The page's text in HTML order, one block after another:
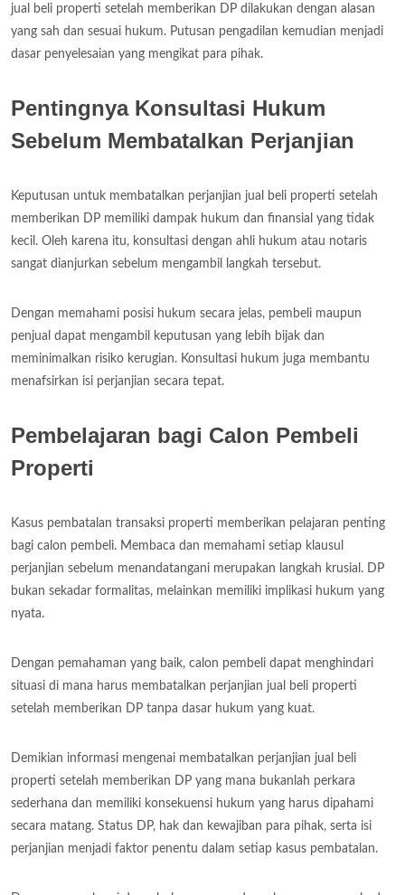
jual beli properti setelah memberikan DP dilakukan dengan alasan
yang sah dan sesuai hukum. Putusan pengadilan kemudian menjadi
dasar penyelesaian yang mengikat para pihak.
Pentingnya Konsultasi Hukum
Sebelum Membatalkan Perjanjian
Keputusan untuk membatalkan perjanjian jual beli properti setelah
memberikan DP memiliki dampak hukum dan finansial yang tidak
kecil. Oleh karena itu, konsultasi dengan ahli hukum atau notaris
sangat dianjurkan sebelum mengambil langkah tersebut.
Dengan memahami posisi hukum secara jelas, pembeli maupun
penjual dapat mengambil keputusan yang lebih bijak dan
meminimalkan risiko kerugian. Konsultasi hukum juga membantu
menafsirkan isi perjanjian secara tepat.
Pembelajaran bagi Calon Pembeli
Properti
Kasus pembatalan transaksi properti memberikan pelajaran penting
bagi calon pembeli. Membaca dan memahami setiap klausul
perjanjian sebelum menandatangani merupakan langkah krusial. DP
bukan sekadar formalitas, melainkan memiliki implikasi hukum yang
nyata.
Dengan pemahaman yang baik, calon pembeli dapat menghindari
situasi di mana harus membatalkan perjanjian jual beli properti
setelah memberikan DP tanpa dasar hukum yang kuat.
Demikian informasi mengenai membatalkan perjanjian jual beli
properti setelah memberikan DP yang mana bukanlah perkara
sederhana dan memiliki konsekuensi hukum yang harus dipahami
secara matang. Status DP, hak dan kewajiban para pihak, serta isi
perjanjian menjadi faktor penentu dalam setiap kasus pembatalan.